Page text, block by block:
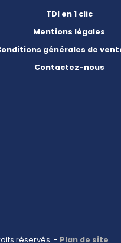
TDI en 1 clic
Mentions légales
générales de
Contactez-nous
réservés. - Plan de site